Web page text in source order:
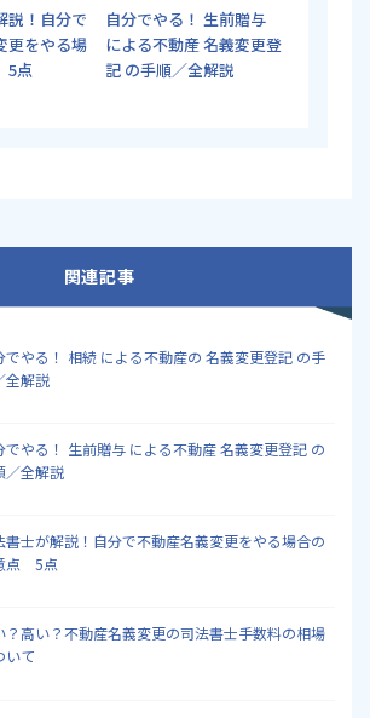
説！自分で
更をやる場
5点
自分でやる！ 生前贈与
による不動産 名義変更登
記 の手順／全解説
関連記事
でやる！ 相続 による不動産の 名義変更登記 の手
全解説
でやる！ 生前贈与 による不動産 名義変更登記 の
／全解説
書士が解説！自分で不動産名義変更をやる場合の
点 5点
？高い？不動産名義変更の司法書士手数料の相場
いて